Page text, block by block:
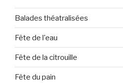
Balades théatralisées
Fête de l'eau
Fête de la citrouille
Fête du pain